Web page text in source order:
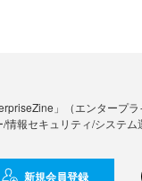
」（エンタープ
/情報セキュリティ/システ
新規会員登録